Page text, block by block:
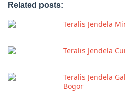
Related posts:
Teralis Jendela
Teralis Jendela
Teralis Jendela
Bogor